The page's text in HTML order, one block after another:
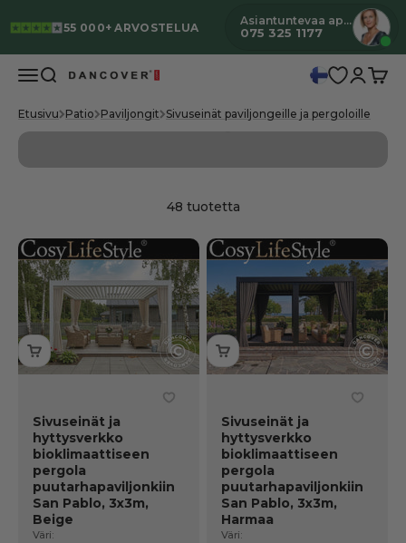
55 000+ ARVOSTELUA Asiantuntevaa apua
075 325 1177
ValikkoHakuDancover Kirjaudu
Etusivu Patio Paviljongit Sivuseinät paviljongeille ja pergoloille
Lisätietoja
48 tuotetta
Sivuseinät ja
hyttysverkko
bioklimaattiseen
pergola
puutarhapaviljonkiin
San Pablo, 3x3m,
Beige
Väri:
Sivuseinät ja
hyttysverkko
bioklimaattiseen
pergola
puutarhapaviljonkiin
San Pablo, 3x3m,
Harmaa
Väri: